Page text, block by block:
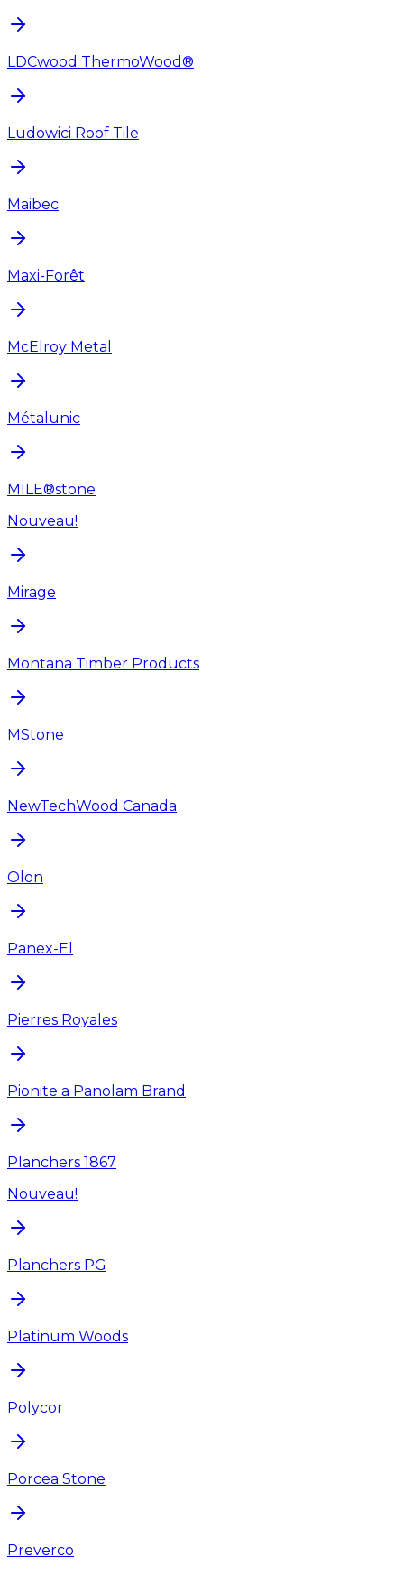
LDCwood ThermoWood®
Ludowici Roof Tile
Maibec
Maxi-Forêt
McElroy Metal
Métalunic
MILE®stone
Nouveau!
Mirage
Montana Timber Products
MStone
NewTechWood Canada
Olon
Panex-El
Pierres Royales
Pionite a Panolam Brand
Planchers 1867
Nouveau!
Planchers PG
Platinum Woods
Polycor
Porcea Stone
Preverco